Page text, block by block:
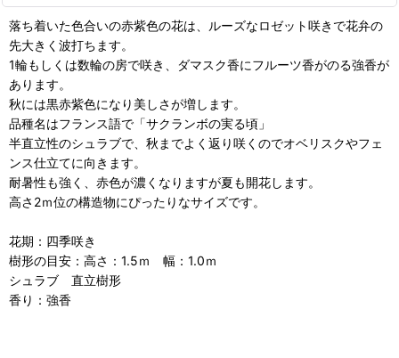
落ち着いた色合いの赤紫色の花は、ルーズなロゼット咲きで花弁の
先大きく波打ちます。
1輪もしくは数輪の房で咲き、ダマスク香にフルーツ香がのる強香が
あります。
秋には黒赤紫色になり美しさが増します。
品種名はフランス語で「サクランボの実る頃」
半直立性のシュラブで、秋までよく返り咲くのでオベリスクやフェ
ンス仕立てに向きます。
耐暑性も強く、赤色が濃くなりますが夏も開花します。
高さ2ｍ位の構造物にぴったりなサイズです。
花期：四季咲き
樹形の目安：高さ：1.5ｍ 幅：1.0ｍ
シュラブ 直立樹形
香り：強香